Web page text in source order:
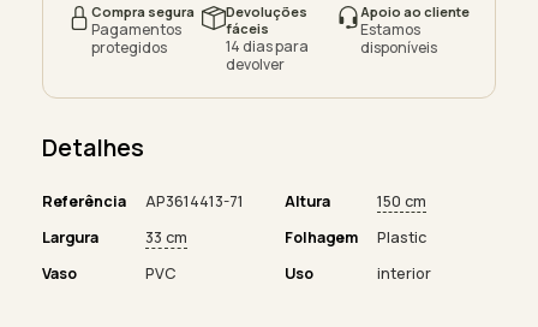
Compra segura
Pagamentos
protegidos
Devoluções
fáceis
14 dias para
devolver
Apoio ao cliente
Estamos
disponíveis
Detalhes
Referência AP3614413-71 Altura
150 cm
Largura
33 cm Folhagem
Plastic
Vaso
PVC Uso interior